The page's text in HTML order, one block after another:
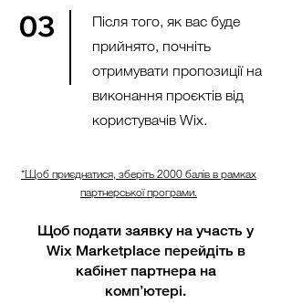
03
Після того, як вас буде
прийнято, почніть
отримувати пропозиції на
виконання проєктів від
користувачів Wix.
*Щоб приєднатися, зберіть 2000 балів в рамках
партнерської програми.
Щоб подати заявку на участь у
Wix Marketplace перейдіть в
кабінет партнера на
комп’ютері.